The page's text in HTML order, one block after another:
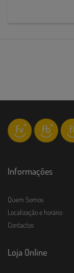
Informações
Quem Somos
Localização e horário
Contactos
Loja Online